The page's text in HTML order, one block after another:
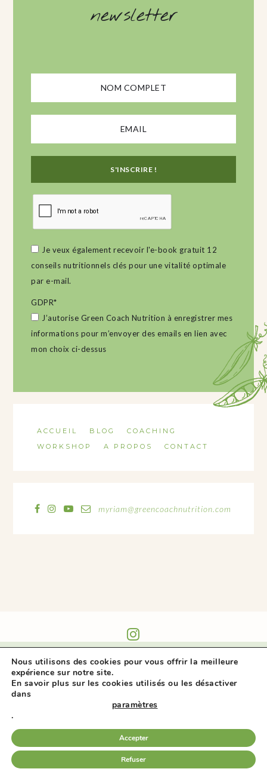
newsletter
Je veux également recevoir l'e-book gratuit 12
conseils nutritionnels clés pour une vitalité optimale
par e-mail.
GDPR*
J’autorise Green Coach Nutrition à enregistrer mes
informations pour m’envoyer des emails en lien avec
mon choix ci-dessus
ACCUEIL BLOG
COACHING
WORKSHOP
A PROPOS CONTACT
myriam@greencoachnutrition.com
@GREEN_COACH_NUTRITION
MENTIONS LÉGALES -
POLITIQUE DE
CONFIDENTIALITÉ
- COOKIES -
DESIGN
+ GRAPHISME :CATHERINE SURR
Nous utilisons des cookies pour vous offrir la meilleure
expérience sur notre site.
En savoir plus sur les cookies utilisés ou les désactiver
dans
paramètres
.
Accepter
Refuser